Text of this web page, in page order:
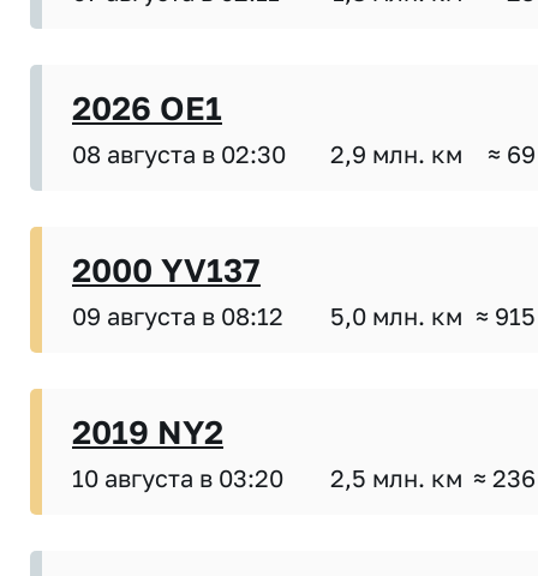
2026 OE1
08 августа в 02:30 2,9 млн. км ≈
2000 YV137
09 августа в 08:12 5,0 млн. км ≈
2019 NY2
10 августа в 03:20 2,5 млн. км ≈